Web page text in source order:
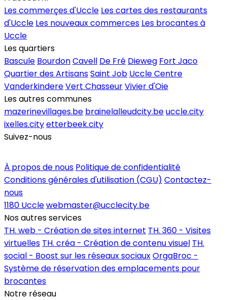
Les commerçes d'Uccle Les cartes des restaurants
d'Uccle Les nouveaux commerces Les brocantes à
Uccle
Les quartiers
Bascule BourdonCavell De Fré Dieweg Fort Jaco
Quartier des ArtisansSaint Job Uccle Centre
VanderkindereVert ChasseurVivier d'Oie
Les autres communes
mazerinevillages.be brainelalleudcity.beuccle.city
ixelles.cityetterbeek.city
Suivez-nous
À propos de nous Politique de confidentialité
Conditions générales d'utilisation (CGU) Contactez-
nous
1180 Ucclewebmaster@ucclecity.be
Nos autres services
TH. web - Création de sites internet TH. 360 - Visites
virtuelles TH. créa - Création de contenu visuel TH.
social - Boost sur les réseaux sociauxOrgaBroc -
Système de réservation des emplacements pour
brocantes
Notre réseau